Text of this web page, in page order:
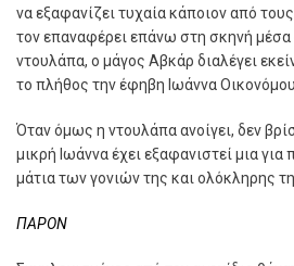
να εξαφανίζει τυχαία κάποιον από
τον επαναφέρει επάνω στη σκηνή µέσα
ντουλάπα, ο µάγος Αβκάρ διαλέγει
το πλήθος την έφηβη Ιωάννα Οικονόµου.
Όταν όµως η ντουλάπα ανοίγει, δεν
µικρή Ιωάννα έχει εξαφανιστεί µια
µάτια των γονιών της και ολόκληρης
ΠΑΡΟΝ